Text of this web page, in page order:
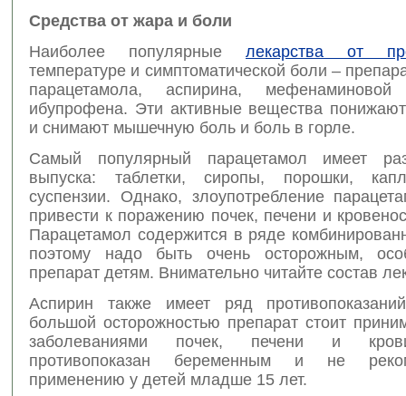
Средства от жара и боли
Наиболее популярные лекарства от
температуре и симптоматической боли –
парацетамола, аспирина,
ибупрофена. Эти активные вещества
и снимают мышечную боль и боль в горле.
Самый популярный парацетамол имеет
выпуска: таблетки, сиропы, порошки,
суспензии. Однако, злоупотребление
привести к поражению почек, печени и
Парацетамол содержится в ряде
поэтому надо быть очень осторожным,
препарат детям. Внимательно читайте состав
Аспирин также имеет ряд
большой осторожностью препарат стоит
заболеваниями почек, печени и
противопоказан беременным и не
применению у детей младше 15 лет.